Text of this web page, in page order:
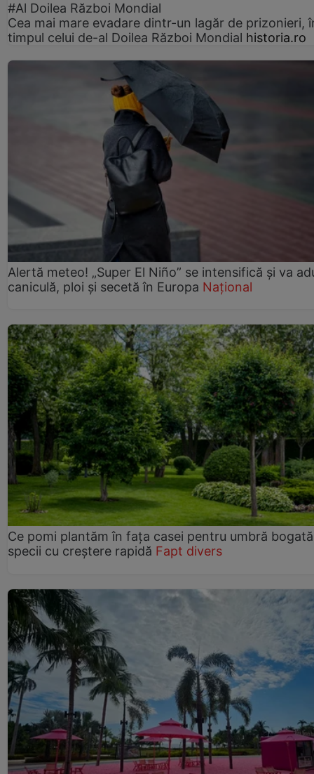
#Al Doilea Război Mondial
Cea mai mare evadare dintr-un lagăr de prizonieri,
timpul celui de-al Doilea Război Mondial historia.ro
Alertă meteo! „Super El Niño” se intensifică și va
caniculă, ploi și secetă în Europa Național
Ce pomi plantăm în fața casei pentru umbră
specii cu creștere rapidă Fapt divers